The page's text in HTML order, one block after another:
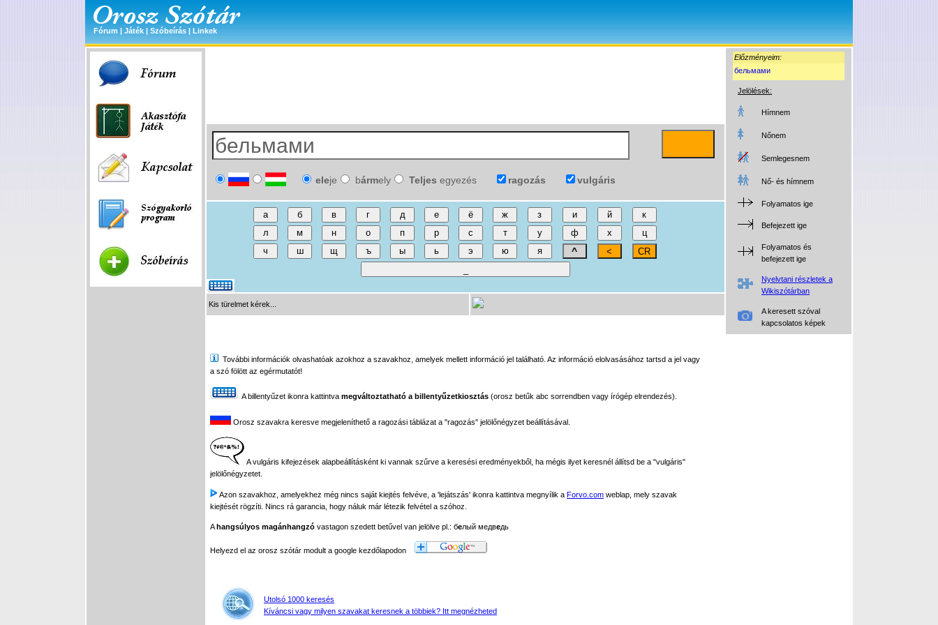
Fórum | Játék | Szóbeírás | Linkek
Előzményeim:
бельмами
Jelölések:
Hímnem
Nőnem
Semlegesnem
Nő- és hímnem
Folyamatos ige
Befejezett ige
Folyamatos és
befejezett ige
Nyelvtani részletek a
Wikiszótárban
A keresett szóval
kapcsolatos képek
eleje bármely Teljes egyezés ragozás vulgáris
Kis türelmet kérek...
További információk olvashatóak azokhoz a szavakhoz, amelyek mellett információ jel található. Az információ elolvasásához tartsd a jel vagy
a szó fölött az egérmutatót!
A billentyűzet ikonra kattintva megváltoztatható a billentyűzetkiosztás (orosz betűk abc sorrendben vagy írógép elrendezés).
Orosz szavakra keresve megjeleníthető a ragozási táblázat a "ragozás" jelölőnégyzet beállításával.
A vulgáris kifejezések alapbeállításként ki vannak szűrve a keresési eredményekből, ha mégis ilyet keresnél állítsd be a "vulgáris"
jelölőnégyzetet.
Azon szavakhoz, amelyekhez még nincs saját kiejtés felvéve, a 'lejátszás' ikonra kattintva megnyílik a Forvo.com weblap, mely szavak
kiejtését rögzíti. Nincs rá garancia, hogy náluk már létezik felvétel a szóhoz.
Ahangsúlyos magánhangzó vastagon szedett betűvel van jelölve pl.: белый медведь
Helyezd el az orosz szótár modult a google kezdőlapodon
Utolsó 1000 keresés
Kíváncsi vagy milyen szavakat keresnek a többiek? Itt megnézheted